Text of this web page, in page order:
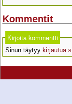
Kommentit
Kirjoita kommentti
Sinun täytyy kirjautua